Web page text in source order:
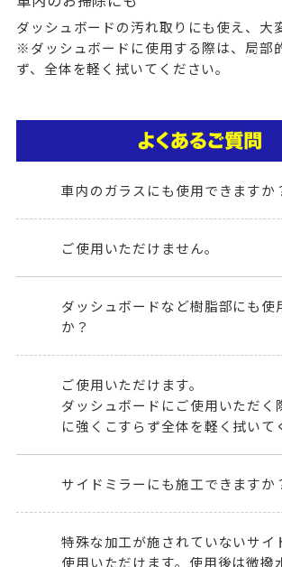
ダッシュボードの汚れ取りにも使え、大
※ダッシュボードに使用する際は、局部
ず、全体を軽く拭いてください。
車内のガラスにも使用できますか
ご使用いただけません。
ダッシュボードなど樹脂部にも使
か？
ご使用いただけます。
ダッシュボードにご使用いただく
に強くこすらず全体を軽く拭いて
サイドミラーにも施工できますか
特殊な加工が施されていないサイ
使用いただけます。使用後は微撥